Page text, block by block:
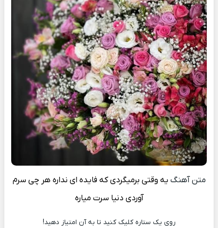
متن آهنگ یه وقتی برمیگردی که فایده ای نداره هر چی سرم
آوردی دنیا سرت میاره
روی یک ستاره کلیک کنید تا به آن امتیاز دهید!